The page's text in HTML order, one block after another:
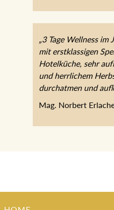
„3 Tage Wellness
verbunden mit
der Hotelküche,
Service und